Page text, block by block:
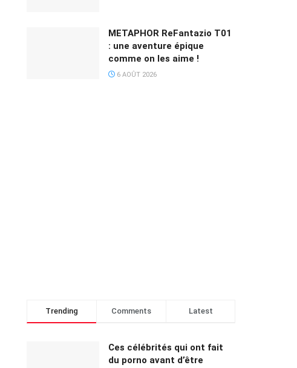
METAPHOR ReFantazio T01
: une aventure épique
comme on les aime !
6 AOÛT 2026
Trending Comments Latest
Ces célébrités qui ont fait
du porno avant d’être